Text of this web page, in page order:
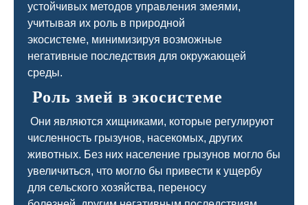
устойчивых методов управления змеями,
учитывая их роль в природной
экосистеме, минимизируя возможные
негативные последствия для окружающей
среды.
Роль змей в экосистеме
Они являются хищниками, которые регулируют
численность грызунов, насекомых, других
животных. Без них население грызунов могло бы
увеличиться, что могло бы привести к ущербу
для сельского хозяйства, переносу